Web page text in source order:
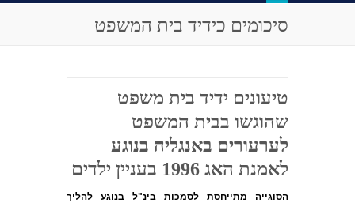
סיכומים כידיד בית המשפט
טיעונים ידיד בית משפט
שהוגשו בבית המשפט
לערעורים באנגליה בנוגע
לאמנת האג 1996 בעניין ילדים
הסוגייה מתייחסת לסמכות בינ"ל בנוגע להליך